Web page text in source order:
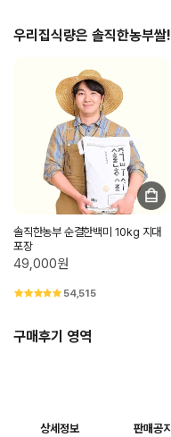
우리집식량은 솔직한농부쌀!
솔직한농부 순결한백미 10kg 지대
포장
49,000원
54,515
구매후기 영역
상세정보 판매공지